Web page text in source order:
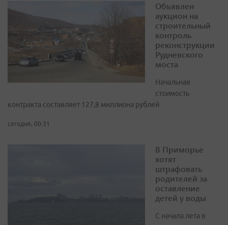
Объявлен
аукцион на
строительный
контроль
реконструкции
Рудневского
моста
Начальная
стоимость
контракта составляет 127,8 миллиона рублей
сегодня, 00:31
В Приморье
хотят
штрафовать
родителей за
оставление
детей у воды
С начала лета в